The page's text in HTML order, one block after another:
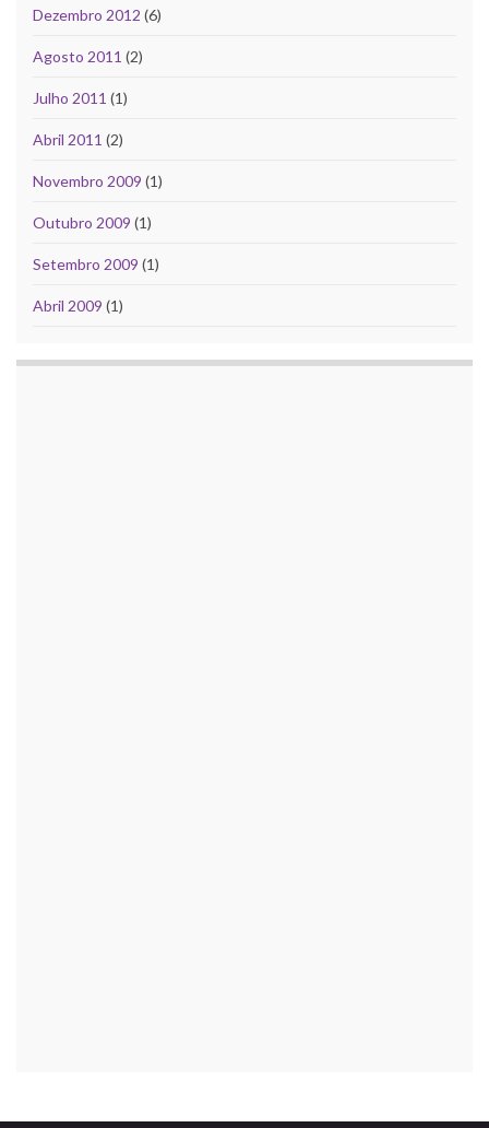
Dezembro 2012 (6)
Agosto 2011 (2)
Julho 2011 (1)
Abril 2011 (2)
Novembro 2009 (1)
Outubro 2009 (1)
Setembro 2009 (1)
Abril 2009 (1)